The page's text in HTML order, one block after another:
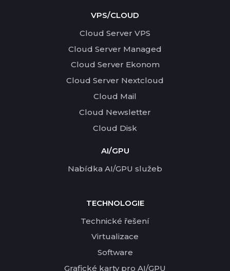
VPS/CLOUD
Cloud Server VPS
Cloud Server Managed
Cloud Server Ekonom
Cloud Server Nextcloud
Cloud Mail
Cloud Newsletter
Cloud Disk
AI/GPU
Nabídka AI/GPU služeb
TECHNOLOGIE
Technické řešení
Virtualizace
Software
Grafické karty pro AI/GPU